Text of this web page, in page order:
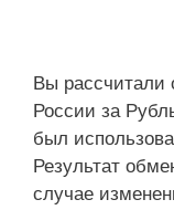
Вы рассчитали
России за
был
Результат
случае